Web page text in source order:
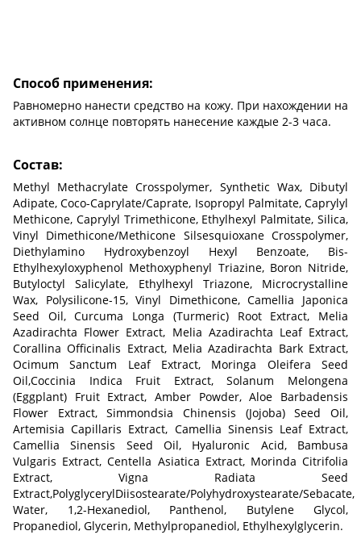
Способ применения:
Равномерно нанести средство на кожу. При нахождении на
активном солнце повторять нанесение каждые 2-3 часа.
Состав:
Methyl Methacrylate Crosspolymer, Synthetic Wax, Dibutyl
Adipate, Coco-Caprylate/Caprate, Isopropyl Palmitate, Caprylyl
Methicone, Caprylyl Trimethicone, Ethylhexyl Palmitate, Silica,
Vinyl Dimethicone/Methicone Silsesquioxane Crosspolymer,
Diethylamino Hydroxybenzoyl Hexyl Benzoate, Bis-
Ethylhexyloxyphenol Methoxyphenyl Triazine, Boron Nitride,
Butyloctyl Salicylate, Ethylhexyl Triazone, Microcrystalline
Wax, Polysilicone-15, Vinyl Dimethicone, Camellia Japonica
Seed Oil, Curcuma Longa (Turmeric) Root Extract, Melia
Azadirachta Flower Extract, Melia Azadirachta Leaf Extract,
Corallina Officinalis Extract, Melia Azadirachta Bark Extract,
Ocimum Sanctum Leaf Extract, Moringa Oleifera Seed
Oil,Coccinia Indica Fruit Extract, Solanum Melongena
(Eggplant) Fruit Extract, Amber Powder, Aloe Barbadensis
Flower Extract, Simmondsia Chinensis (Jojoba) Seed Oil,
Artemisia Capillaris Extract, Camellia Sinensis Leaf Extract,
Camellia Sinensis Seed Oil, Hyaluronic Acid, Bambusa
Vulgaris Extract, Centella Asiatica Extract, Morinda Citrifolia
Extract, Vigna Radiata Seed
Extract,PolyglycerylDiisostearate/Polyhydroxystearate/Sebacate,
Water, 1,2-Hexanediol, Panthenol, Butylene Glycol,
Propanediol, Glycerin, Methylpropanediol, Ethylhexylglycerin.